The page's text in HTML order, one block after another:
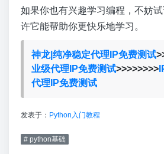
如果你也有兴趣学习编程，不妨
许它能帮助你更快乐地学习。
神龙|纯净稳定代理IP免费测试
业级代理IP免费测试>>>>>>>>
代理IP免费测试
发表于： Python入门教程
# python基础